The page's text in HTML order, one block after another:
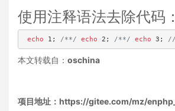
使用注释语法去除代码：
echo 1 ; /**/ echo 2 ; /**/ echo 3 ; //
本文转载自： oschina
项目地址：https://gitee.com/mz/